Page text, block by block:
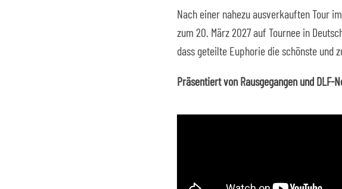
Nach einer nahezu ausverkauften Tour
zum 20. März 2027 auf Tournee in
dass geteilte Euphorie die schönste und
Präsentiert von Rausgegangen und DLF-